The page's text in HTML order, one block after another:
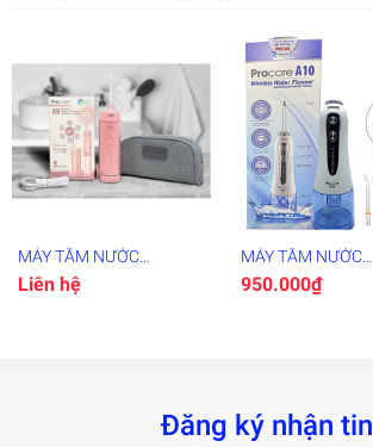
MÁY TĂM NƯỚC
PROCARE A9
Liên hệ
MÁY TĂM NƯỚC
PROCARE A10
950.000₫
Đăng ký nhận tin